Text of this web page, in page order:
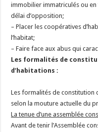
immobilier immatriculés ou en
délai d’opposition;
– Placer les coopératives
l’habitat;
– Faire face aux abus qui
Les formalités de
d’habitations :
Les formalités de constitution
selon la mouture actuelle du
La tenue d’une assemblée
Avant de tenir l’Assemblée